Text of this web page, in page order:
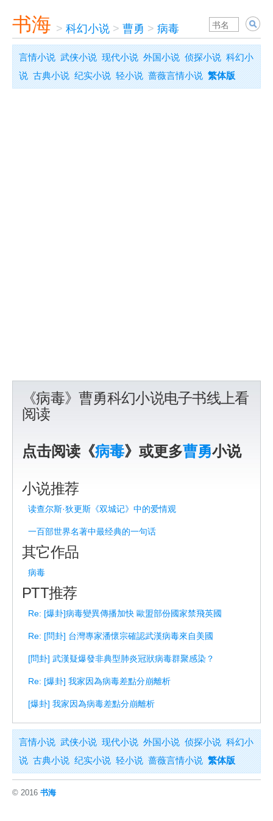
书海 > 科幻小说 > 曹勇 > 病毒
言情小说 武侠小说 现代小说 外国小说 侦探小说 科幻小
说 古典小说 纪实小说 轻小说 蔷薇言情小说 繁体版
《病毒》曹勇科幻小说电子书线上看
阅读
点击阅读《病毒》或更多曹勇小说
小说推荐
读查尔斯·狄更斯《双城记》中的爱情观
一百部世界名著中最经典的一句话
其它作品
病毒
PTT推荐
Re: [爆卦]病毒變異傳播加快 歐盟部份國家禁飛英國
Re: [問卦] 台灣專家潘懷宗確認武漢病毒來自美國
[問卦] 武漢疑爆發非典型肺炎冠狀病毒群聚感染？
Re: [爆卦] 我家因為病毒差點分崩離析
[爆卦] 我家因為病毒差點分崩離析
言情小说 武侠小说 现代小说 外国小说 侦探小说 科幻小
说 古典小说 纪实小说 轻小说 蔷薇言情小说 繁体版
© 2016 书海